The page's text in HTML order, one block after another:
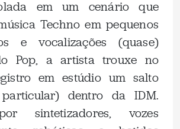
em um cenário que
Techno em pequenos
e vocalizações (quase)
Pop, a artista trouxe no
em estúdio um salto
dentro da IDM.
sintetizadores, vozes